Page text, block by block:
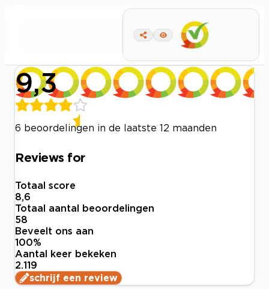
9,3
6 beoordelingen in de laatste 12 maanden
Reviews for
Totaal score
8,6
Totaal aantal beoordelingen
58
Beveelt ons aan
100%
Aantal keer bekeken
2.119
schrijf een review